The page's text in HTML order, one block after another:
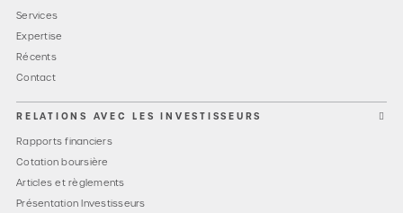
Services
Expertise
Récents
Contact
RELATIONS AVEC LES INVESTISSEURS
Rapports financiers
Cotation boursière
Articles et règlements
Présentation Investisseurs